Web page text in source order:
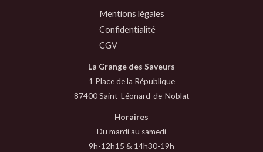
Mentions légales
Confidentialité
CGV
La Grange des Saveurs
1 Place de la République
87400 Saint-Léonard-de-Noblat
Horaires
Du mardi au samedi
9h-12h15 & 14h30-19h